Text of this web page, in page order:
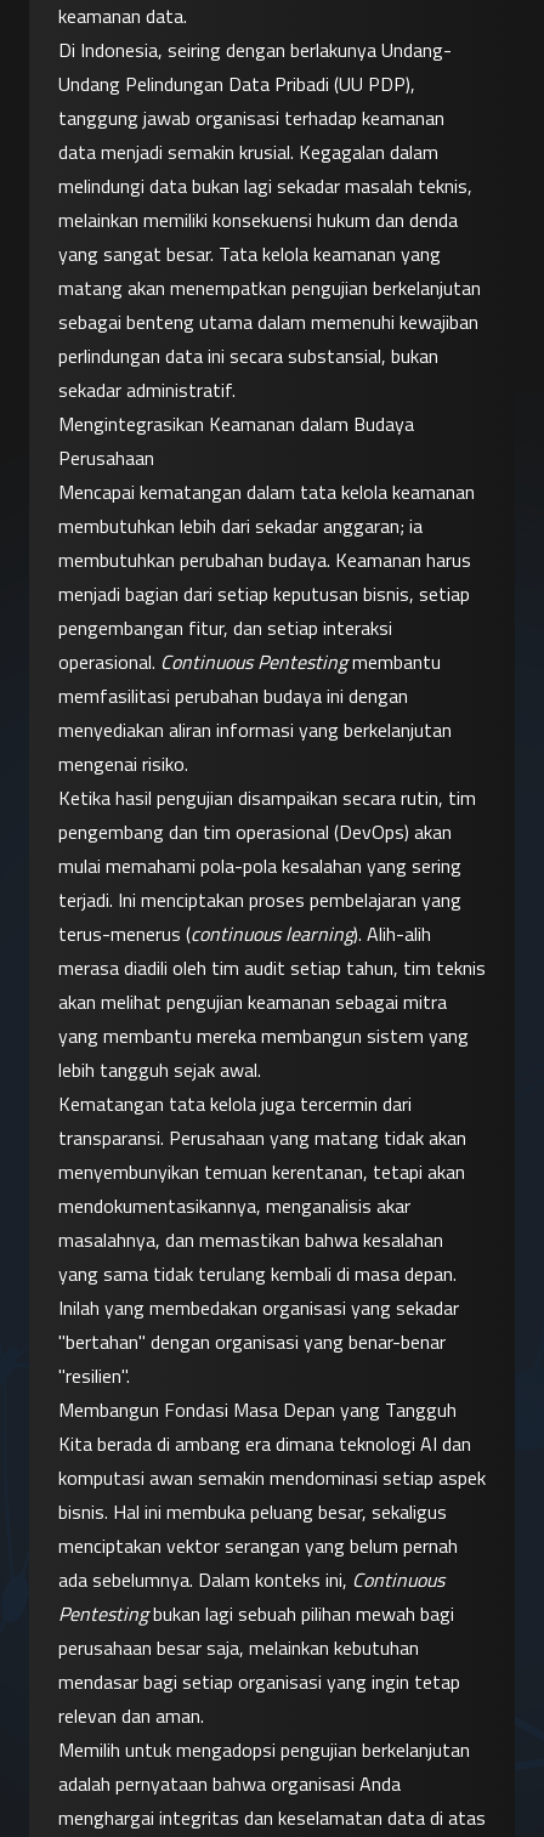
keamanan data.
Di Indonesia, seiring dengan berlakunya Undang-
Undang Pelindungan Data Pribadi (UU PDP),
tanggung jawab organisasi terhadap keamanan
data menjadi semakin krusial. Kegagalan dalam
melindungi data bukan lagi sekadar masalah teknis,
melainkan memiliki konsekuensi hukum dan denda
yang sangat besar. Tata kelola keamanan yang
matang akan menempatkan pengujian berkelanjutan
sebagai benteng utama dalam memenuhi kewajiban
perlindungan data ini secara substansial, bukan
sekadar administratif.
Mengintegrasikan Keamanan dalam Budaya
Perusahaan
Mencapai kematangan dalam tata kelola keamanan
membutuhkan lebih dari sekadar anggaran; ia
membutuhkan perubahan budaya. Keamanan harus
menjadi bagian dari setiap keputusan bisnis, setiap
pengembangan fitur, dan setiap interaksi
operasional. Continuous Pentesting membantu
memfasilitasi perubahan budaya ini dengan
menyediakan aliran informasi yang berkelanjutan
mengenai risiko.
Ketika hasil pengujian disampaikan secara rutin, tim
pengembang dan tim operasional (DevOps) akan
mulai memahami pola-pola kesalahan yang sering
terjadi. Ini menciptakan proses pembelajaran yang
terus-menerus (continuous learning). Alih-alih
merasa diadili oleh tim audit setiap tahun, tim teknis
akan melihat pengujian keamanan sebagai mitra
yang membantu mereka membangun sistem yang
lebih tangguh sejak awal.
Kematangan tata kelola juga tercermin dari
transparansi. Perusahaan yang matang tidak akan
menyembunyikan temuan kerentanan, tetapi akan
mendokumentasikannya, menganalisis akar
masalahnya, dan memastikan bahwa kesalahan
yang sama tidak terulang kembali di masa depan.
Inilah yang membedakan organisasi yang sekadar
"bertahan" dengan organisasi yang benar-benar
"resilien".
Membangun Fondasi Masa Depan yang Tangguh
Kita berada di ambang era dimana teknologi AI dan
komputasi awan semakin mendominasi setiap aspek
bisnis. Hal ini membuka peluang besar, sekaligus
menciptakan vektor serangan yang belum pernah
ada sebelumnya. Dalam konteks ini, Continuous
Pentesting bukan lagi sebuah pilihan mewah bagi
perusahaan besar saja, melainkan kebutuhan
mendasar bagi setiap organisasi yang ingin tetap
relevan dan aman.
Memilih untuk mengadopsi pengujian berkelanjutan
adalah pernyataan bahwa organisasi Anda
menghargai integritas dan keselamatan data di atas